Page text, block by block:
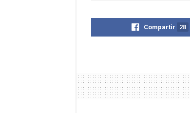
Compartir 28